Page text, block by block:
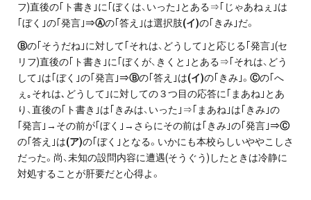
フ)直後の｢ト書き｣に｢ぼくは、いった｣とある⇒｢じゃあねぇ｣は
｢ぼく｣の｢発言｣⇒Ⓐの｢答え｣は選択肢(イ)の｢きみ｣だ。
Ⓑの｢そうだね｣に対して｢それは、どうして｣と応じる｢発言｣(セ
リフ)直後の｢ト書き｣に｢ぼくが、きくと｣とある⇒｢それは、どう
して｣は｢ぼく｣の｢発言｣⇒Ⓑの｢答え｣は(イ)の｢きみ｣。 Ⓒの｢へ
ぇ｡それは､どうして｣に対しての３つ目の応答に｢まあね｣とあ
り、直後の｢ト書き｣は｢きみは、いった｣⇒｢まあね｣は｢きみ｣の
｢発言｣→その前が｢ぼく｣→さらにその前は｢きみ｣の｢発言｣⇒Ⓒ
の｢答え｣は(ア)の｢ぼく｣となる。いかにも本校らしいややこしさ
だった。尚、未知の設問内容に遭遇(そうぐう)したときは冷静に
対処することが肝要だと心得よ。